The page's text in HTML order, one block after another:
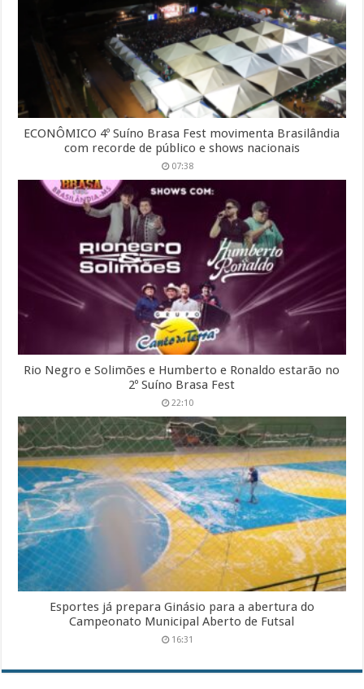
ECONÔMICO 4º Suíno Brasa Fest movimenta Brasilândia
com recorde de público e shows nacionais
07:38
Rio Negro e Solimões e Humberto e Ronaldo estarão no
2º Suíno Brasa Fest
22:10
Esportes já prepara Ginásio para a abertura do
Campeonato Municipal Aberto de Futsal
16:31